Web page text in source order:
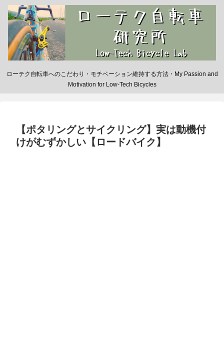
ローテク自転車へのこだわり・モチベーション維持する方法・My Passion and
Motivation for Low-Tech Bicycles
【ポタリングとサイクリング】実は動機付
けがむずかしい【ロードバイク】